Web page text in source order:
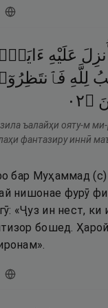
أُنزِلَ عَلَيْهِ ءَايَةٌۭ
لِلَّهِ
۝٢٠
ъалайҳи ояту-м
фантазиру иннӣ
бар Муҳаммад (с)
нишонае фурӯ
«Ҷуз ин нест, ки
бошед.